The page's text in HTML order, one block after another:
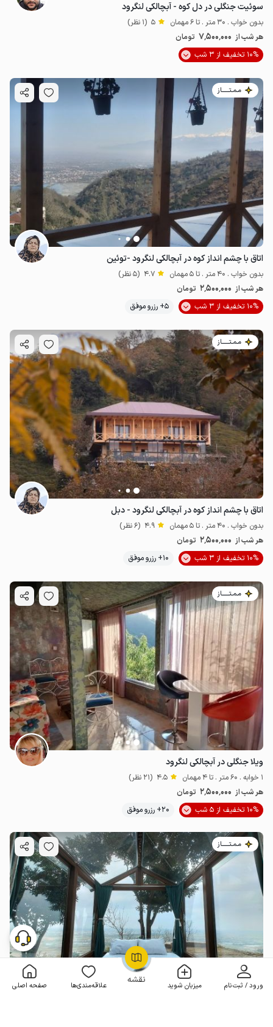
نقشه ورود / ثبت‌نام میزبان شوید علاقه‌مندی‌ها صفحه اصلی
میلیون ت 4.7
OpenStreetMap
سوئیت جنگلی در دل کوه - آبچالکی لنگرود
بدون خواب . 30 متر . تا 6 مهمان 5 (1 نظر)
هر شب از 7٬500٬000 تومان
10% تخفیف از 3 شب
مـمـتــــــاز
اتاق با چشم انداز کوه در آبچالکی لنگرود -توئین
بدون خواب . 40 متر . تا 5 مهمان 4.7 (5 نظر)
هر شب از 2٬500٬000 تومان
10% تخفیف از 3 شب
5+ رزرو موفق
مـمـتــــــاز
اتاق با چشم انداز کوه در آبچالکی لنگرود - دبل
بدون خواب . 40 متر . تا 5 مهمان 4.9 (6 نظر)
هر شب از 2٬500٬000 تومان
10% تخفیف از 3 شب
10+ رزرو موفق
مـمـتــــــاز
ویلا جنگلی در آبچالکی لنگرود
1 خوابه . 60 متر . تا 4 مهمان 4.5 (21 نظر)
هر شب از 2٬500٬000 تومان
10% تخفیف از 5 شب
20+ رزرو موفق
مـمـتــــــاز